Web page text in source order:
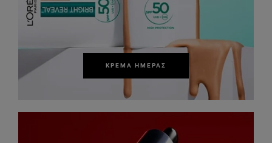
ΚΡΈΜΑ ΗΜΈΡΑΣ